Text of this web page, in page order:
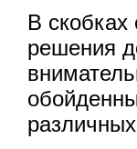
В скобках
решения